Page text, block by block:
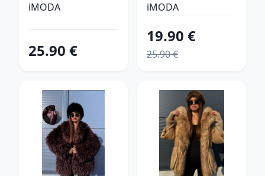
iMODA
25.90 €
iMODA
19.90 €
25.90 €